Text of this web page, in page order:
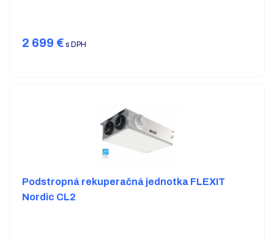
2 699 € s DPH
Podstropná rekuperačná jednotka FLEXIT
Nordic CL2